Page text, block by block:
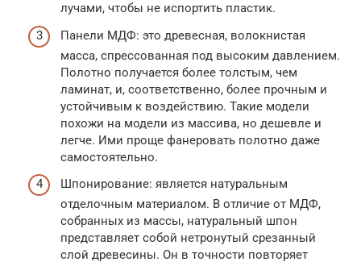
лучами, чтобы не испортить пластик.
Панели МДФ: это древесная, волокнистая
масса, спрессованная под высоким давлением.
Полотно получается более толстым, чем
ламинат, и, соответственно, более прочным и
устойчивым к воздействию. Такие модели
похожи на модели из массива, но дешевле и
легче. Ими проще фанеровать полотно даже
самостоятельно.
Шпонирование: является натуральным
отделочным материалом. В отличие от МДФ,
собранных из массы, натуральный шпон
представляет собой нетронутый срезанный
слой древесины. Он в точности повторяет